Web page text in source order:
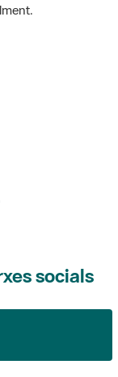
és de 0
socials